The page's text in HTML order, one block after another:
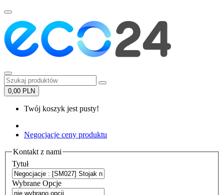
0,00 PLN
Twój koszyk jest pusty!
Negocjacje ceny produktu
Kontakt z nami
Tytuł
Wybrane Opcje